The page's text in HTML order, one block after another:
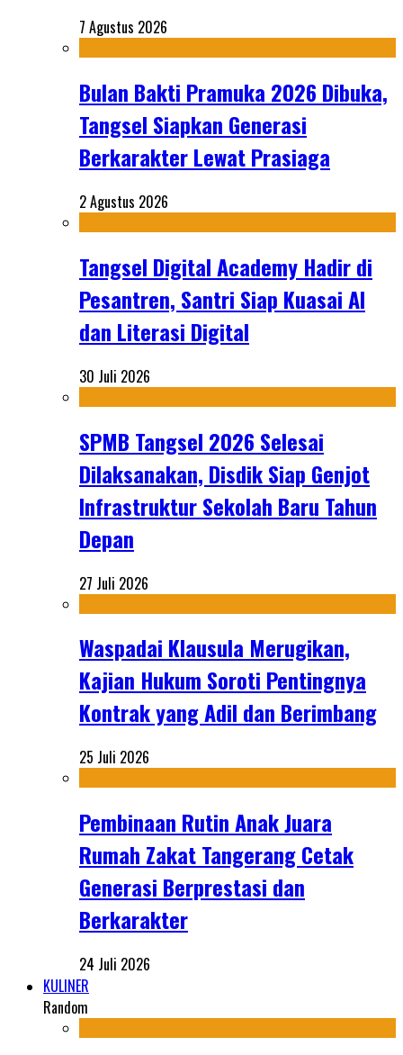
7 Agustus 2026
Bulan Bakti Pramuka 2026 Dibuka,
Tangsel Siapkan Generasi
Berkarakter Lewat Prasiaga
2 Agustus 2026
Tangsel Digital Academy Hadir di
Pesantren, Santri Siap Kuasai AI
dan Literasi Digital
30 Juli 2026
SPMB Tangsel 2026 Selesai
Dilaksanakan, Disdik Siap Genjot
Infrastruktur Sekolah Baru Tahun
Depan
27 Juli 2026
Waspadai Klausula Merugikan,
Kajian Hukum Soroti Pentingnya
Kontrak yang Adil dan Berimbang
25 Juli 2026
Pembinaan Rutin Anak Juara
Rumah Zakat Tangerang Cetak
Generasi Berprestasi dan
Berkarakter
24 Juli 2026
KULINER
Random